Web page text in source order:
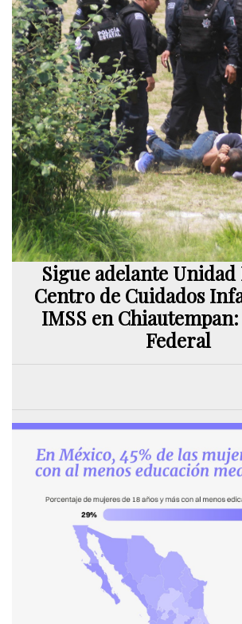
Sigue adelante Unidad
Centro de Cuidados
IMSS en
Federal